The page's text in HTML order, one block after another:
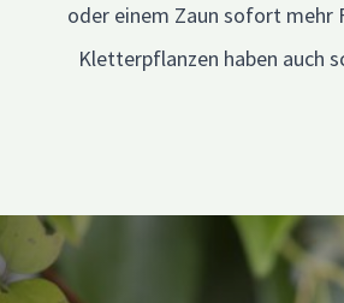
oder einem Zaun sofort mehr
Kletterpflanzen haben auch